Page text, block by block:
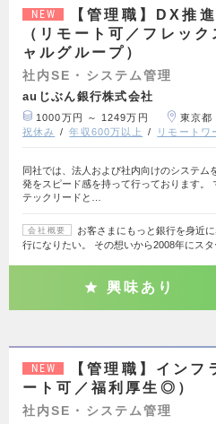
NEW
【管理職】DX推
（リモート可／フレッ
ャルグループ）
社内SE・システム管理
auじぶん銀行株式会社
1000万円 ～ 1249万円 東京都
祝休み
年収600万以上 リモートワ
同社では、法人および社内向けのシステム
発をスピード感を持って行っております。
テックリードと…
会社概要
お客さまにもっと銀行を身近
行になりたい。 その想いから2008年にス
興味あり
NEW
【管理職】インフ
ート可／福利厚生◎）
社内SE・システム管理